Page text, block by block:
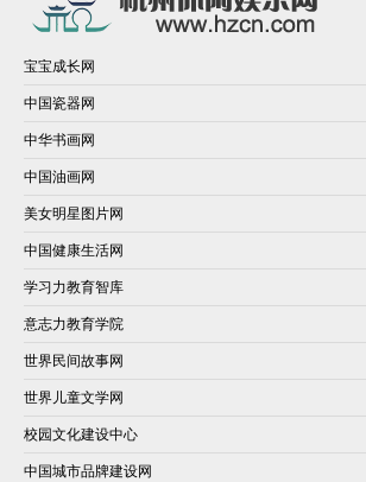
宝宝成长网
中国瓷器网
中华书画网
中国油画网
美女明星图片网
中国健康生活网
学习力教育智库
意志力教育学院
世界民间故事网
世界儿童文学网
校园文化建设中心
中国城市品牌建设网